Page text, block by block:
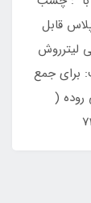
قابل
مترحجم کیسه : 740میلی لیترروش
برای جمع
(